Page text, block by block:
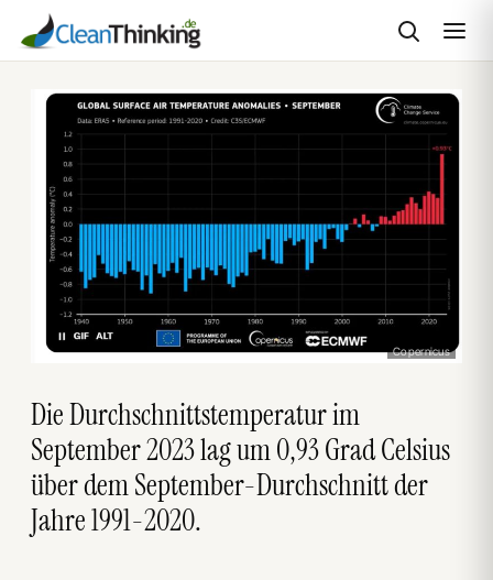
springen
Copernicus
Die Durchschnittstemperatur im
September 2023 lag um 0,93 Grad Celsius
über dem September-Durchschnitt der
Jahre 1991-2020.